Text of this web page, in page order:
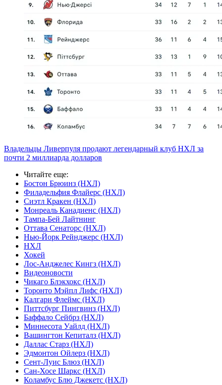
Владельцы Ливерпуля продают легендарный клуб НХЛ за
почти 2 миллиарда долларов
Читайте еще:
Бостон Брюинз (НХЛ)
Филадельфия Флайерс (НХЛ)
Сиэтл Кракен (НХЛ)
Монреаль Канадиенс (НХЛ)
Тампа-Бей Лайтнинг
Оттава Сенаторс (НХЛ)
Нью-Йорк Рейнджерс (НХЛ)
НХЛ
Хокей
Лос-Анджелес Кингз (НХЛ)
Видеоновости
Чикаго Блэкхокс (НХЛ)
Торонто Мэйпл Лифс (НХЛ)
Калгари Флеймс (НХЛ)
Питтсбург Пингвинз (НХЛ)
Баффало Сейбрз (НХЛ)
Миннесота Уайлд (НХЛ)
Вашингтон Кепиталз (НХЛ)
Даллас Старз (НХЛ)
Эдмонтон Ойлерз (НХЛ)
Сент-Луис Блюз (НХЛ)
Сан-Хосе Шаркс (НХЛ)
Коламбус Блю Джекетс (НХЛ)